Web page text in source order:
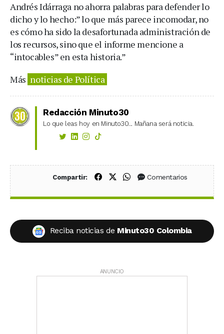
Andrés Idárraga no ahorra palabras para defender lo
dicho y lo hecho:” lo que más parece incomodar, no
es cómo ha sido la desafortunada administración de
los recursos, sino que el informe mencione a
“intocables” en esta historia.”
Más noticias de Política
Redacción Minuto30
Lo que leas hoy en Minuto30... Mañana será noticia.
Compartir: Compartir en Facebook
Compartir en X (Twitter)
Compartir en WhatsApp
Comentarios
Reciba noticias de Minuto30 Colombia
ANUNCIO